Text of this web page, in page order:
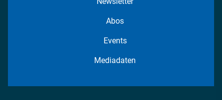
Abos
Events
Mediadaten